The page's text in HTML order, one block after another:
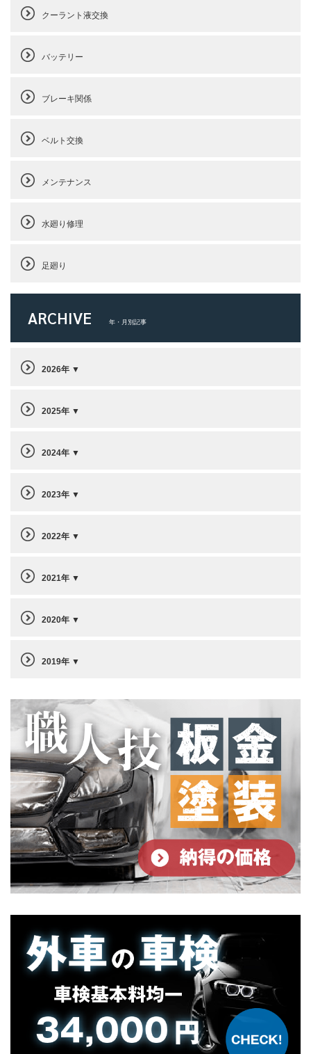
クーラント液交換
バッテリー
ブレーキ関係
ベルト交換
メンテナンス
水廻り修理
足廻り
ARCHIVE 年・月別記事
2026年
2025年
2024年
2023年
2022年
2021年
2020年
2019年